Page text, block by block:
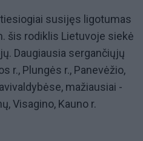
susijęs ligotumas
šis rodiklis Lietuvoje siekė
Daugiausia sergančiųjų
r., Plungės r., Panevėžio,
mažiausiai -
Visagino, Kauno r.